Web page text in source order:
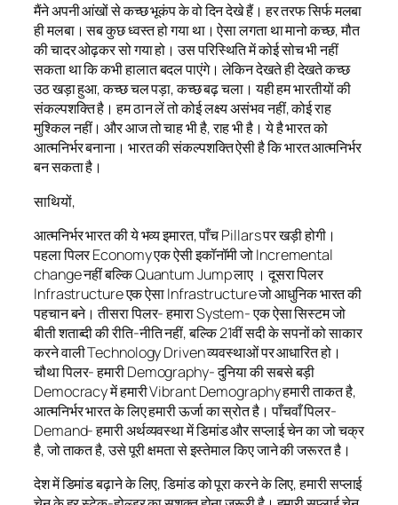
मैंने अपनी आंखों से कच्छ भूकंप के वो दिन देखे हैं। हर तरफ सिर्फ मलबा
ही मलबा। सब कुछ ध्वस्त हो गया था। ऐसा लगता था मानो कच्छ, मौत
की चादर ओढ़कर सो गया हो। उस परिस्थिति में कोई सोच भी नहीं
सकता था कि कभी हालात बदल पाएंगे। लेकिन देखते ही देखते कच्छ
उठ खड़ा हुआ, कच्छ चल पड़ा, कच्छ बढ़ चला। यही हम भारतीयों की
संकल्पशक्ति है। हम ठान लें तो कोई लक्ष्य असंभव नहीं, कोई राह
मुश्किल नहीं। और आज तो चाह भी है, राह भी है। ये है भारत को
आत्मनिर्भर बनाना। भारत की संकल्पशक्ति ऐसी है कि भारत आत्मनिर्भर
बन सकता है।
साथियों,
आत्मनिर्भर भारत की ये भव्य इमारत, पाँच Pillars पर खड़ी होगी।
पहला पिलर Economy एक ऐसी इकॉनॉमी जो Incremental
change नहीं बल्कि Quantum Jump लाए । दूसरा पिलर
Infrastructure एक ऐसा Infrastructure जो आधुनिक भारत की
पहचान बने। तीसरा पिलर- हमारा System- एक ऐसा सिस्टम जो
बीती शताब्दी की रीति-नीति नहीं, बल्कि 21वीं सदी के सपनों को साकार
करने वाली Technology Driven व्यवस्थाओं पर आधारित हो।
चौथा पिलर- हमारी Demography- दुनिया की सबसे बड़ी
Democracy में हमारी Vibrant Demography हमारी ताकत है,
आत्मनिर्भर भारत के लिए हमारी ऊर्जा का स्रोत है। पाँचवाँ पिलर-
Demand- हमारी अर्थव्यवस्था में डिमांड और सप्लाई चेन का जो चक्र
है, जो ताकत है, उसे पूरी क्षमता से इस्तेमाल किए जाने की जरूरत है।
देश में डिमांड बढ़ाने के लिए, डिमांड को पूरा करने के लिए, हमारी सप्लाई